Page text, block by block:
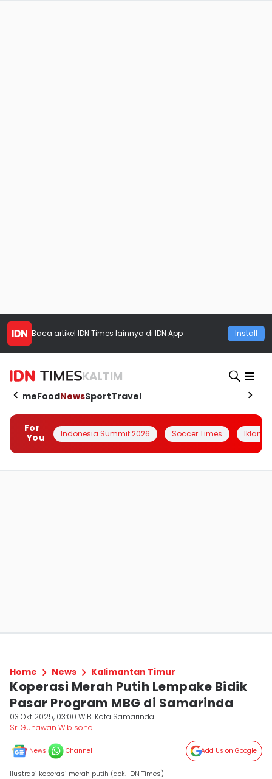
Baca artikel IDN Times lainnya di IDN App Install
KALTIM
HomeFoodNewsSportTravel
For
You
Indonesia Summit 2026 Soccer Times Iklanin
Home News Kalimantan Timur
Koperasi Merah Putih Lempake Bidik
Pasar Program MBG di Samarinda
03 Okt 2025, 03:00 WIB Kota Samarinda
Sri Gunawan Wibisono
News Channel Add Us on Google
Ilustrasi koperasi merah putih (dok. IDN Times)